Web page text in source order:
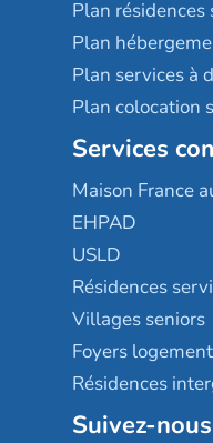
Plan
Plan
Plan services à
Plan colocation
Services
Maison France
EHPAD
USLD
Résidences
Villages seniors
Foyers
Résidences
Suivez-nous